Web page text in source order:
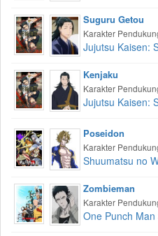
Suguru Getou
Karakter
Jujutsu Kaisen:
Kenjaku
Karakter
Jujutsu Kaisen:
Poseidon
Karakter
Shuumatsu no
Zombieman
Karakter
One Punch Man